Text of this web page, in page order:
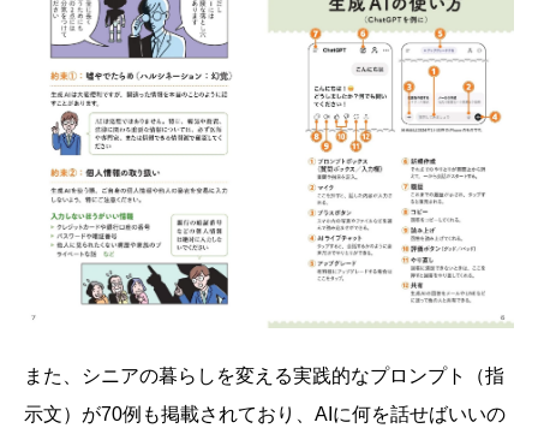
また、シニアの暮らしを変える実践的なプロンプト（指
示文）が70例も掲載されており、AIに何を話せばいいの